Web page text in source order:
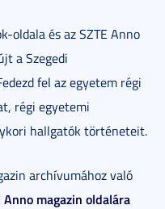
oldala és az SZTE Anno
a Szegedi
fel az egyetem régi
régi egyetemi
hallgatók történeteit.
archívumához való
Anno magazin oldalára